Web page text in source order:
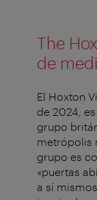
The
de
El Hoxton
de 2024,
grupo
metrópolis
grupo es
«puertas
a sí